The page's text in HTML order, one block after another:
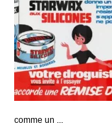
comme un ...